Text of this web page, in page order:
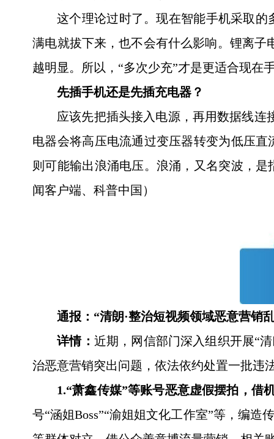
这个理论过时了。现在智能手机采取
满电就拔下来，也不会有什么影响。锂离子
越明显。所以，“多次少充”才是更适合现在
先插手机还是先插充电器？
应该先把插头接入电源，再用数据线连
电器会将高压电流通过变压器转变为低压
则可能输出浪涌电压。浪涌，又名突波，
闻客户端、科普中国）
通报：“清朗·整治短视频领域恶意营销
详情： 近期，网信部门深入组织开展“
治恶意营销突出问题，依法依约处置一批违
1.“萧鑫传媒”等账号恶意虚假摆拍，借
号“涵姐Boss”“渝姐姐文化工作室”等，编